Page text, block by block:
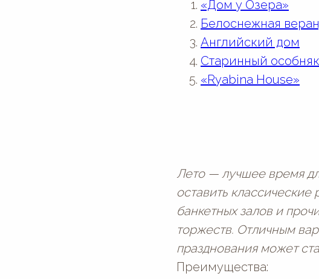
«Дом у Озера»
Белоснежная
Английский дом
Старинный особняк
«Ryabina House»
Лето — лучшее время
оставить
банкетных залов и
торжеств. Отличным
празднования может
Преимущества: